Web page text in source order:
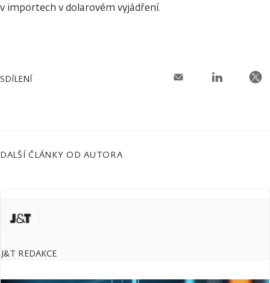
v importech v dolarovém vyjádření.
SDÍLENÍ
DALŠÍ ČLÁNKY OD AUTORA
J&T REDAKCE